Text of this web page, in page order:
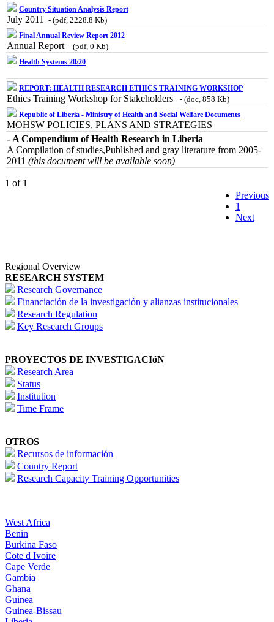
Country Situation Analysis Report
July 2011 - (pdf, 2228.8 Kb)
Final Annual Review Report 2012
Annual Report - (pdf, 0 Kb)
Health Systems 20/20
REPORT: HEALTH RESEARCH ETHICS TRAINING WORKSHOP
Ethics Training Workshop for Stakeholders - (doc, 858 Kb)
Republic of Liberia - Ministry of Health and Social Welfare Documents
MOHSW POLICIES, PLANS AND STRATEGIES
- A Compendium of Health Research in Liberia
A Compilation of studies,Published and gray literature from 2005-
2011 (this document will be available soon)
1 of 1
Previous
1
Next
Regional Overview
RESEARCH SYSTEM
Research Governance
Financiación de la investigación y alianzas institucionales
Research Regulation
Key Research Groups
PROYECTOS DE INVESTIGACIóN
Research Area
Status
Institution
Time Frame
OTROS
Recursos de información
Country Report
Research Capacity Training Opportunities
West Africa
Benin
Burkina Faso
Cote d Ivoire
Cape Verde
Gambia
Ghana
Guinea
Guinea-Bissau